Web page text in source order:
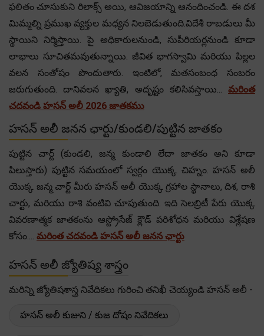
ఫలితం చూసుకుని రిలాక్స్ అయి, ఆవిజయాన్ని ఆనందించండి. ఈ దశ
మిమ్మల్ని ప్రముఖ వ్యక్తుల మధ్యన నిలబెడుతుంది.విదేశీ రాబడులు మీ
స్థాయిని నిర్మిస్తాయి. పై అధికారులనుండి, సుపీరియర్లనుండి కూడా
లాభాలు సూచితమవుతున్నాయి. జీవిత భాగస్వామి మరియు పిల్లల
వలన సంతోషం పొందుతారు. ఇంటిలో, మతసంబంధ సంబరం
జరుగుతుంది. దానివలన ఖ్యాతి, అదృష్టం కలిసివస్తాయి... మరింత
చదవండి హసన్ అలీ 2026 జాతకము
హసన్ అలీ జనన ఛార్టు/కుండలి/పుట్టిన జాతకం
పుట్టిన చార్ట్ (కుండలి, జన్మ కుండాలి లేదా జాతకం అని కూడా
పిలుస్తారు) పుట్టిన సమయంలో స్వర్గం యొక్క చిహ్నం. హసన్ అలీ
యొక్క జన్మ చార్ట్ మీరు హసన్ అలీ యొక్క గ్రహాల స్థానాలు, దిశ, రాశి
చార్టు, మరియు రాశి వంటివి చూపుతుంది. ఇది సెలబ్రిటీ పేరు యొక్క
వివరణాత్మక జాతకంను ఆస్ట్రోసేజ్ క్లౌడ్ పరిశోధన మరియు విశ్లేషణ
కోసం.... మరింత చదవండి హసన్ అలీ జనన ఛార్టు
హసన్ అలీ జ్యోతిష్య శాస్త్రం
మరిన్ని జ్యోతిషశాస్త్ర నివేదికలు గురించి తనిఖీ చెయ్యండి హసన్ అలీ -
హసన్ అలీ కుజుని / కుజ దోషం నివేదికలు